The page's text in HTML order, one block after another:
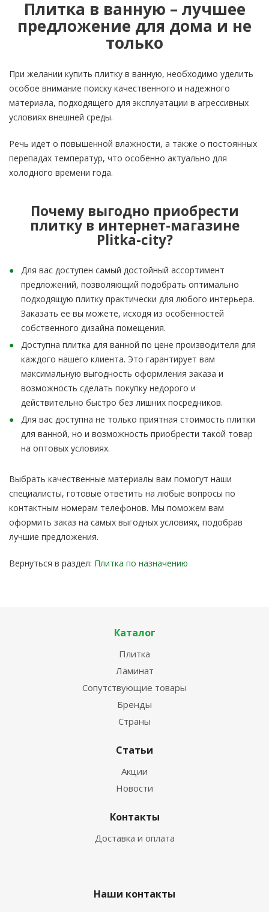
Плитка в ванную – лучшее
предложение для дома и не
только
При желании купить плитку в ванную, необходимо уделить
особое внимание поиску качественного и надежного
материала, подходящего для эксплуатации в агрессивных
условиях внешней среды.
Речь идет о повышенной влажности, а также о постоянных
перепадах температур, что особенно актуально для
холодного времени года.
Почему выгодно приобрести
плитку в интернет-магазине
Plitka-city?
Для вас доступен самый достойный ассортимент
предложений, позволяющий подобрать оптимально
подходящую плитку практически для любого интерьера.
Заказать ее вы можете, исходя из особенностей
собственного дизайна помещения.
Доступна плитка для ванной по цене производителя для
каждого нашего клиента. Это гарантирует вам
максимальную выгодность оформления заказа и
возможность сделать покупку недорого и
действительно быстро без лишних посредников.
Для вас доступна не только приятная стоимость плитки
для ванной, но и возможность приобрести такой товар
на оптовых условиях.
Выбрать качественные материалы вам помогут наши
специалисты, готовые ответить на любые вопросы по
контактным номерам телефонов. Мы поможем вам
оформить заказ на самых выгодных условиях, подобрав
лучшие предложения.
Вернуться в раздел: Плитка по назначению
Каталог
Плитка
Ламинат
Сопутствующие товары
Бренды
Страны
Статьи
Акции
Новости
Контакты
Доставка и оплата
Наши контакты